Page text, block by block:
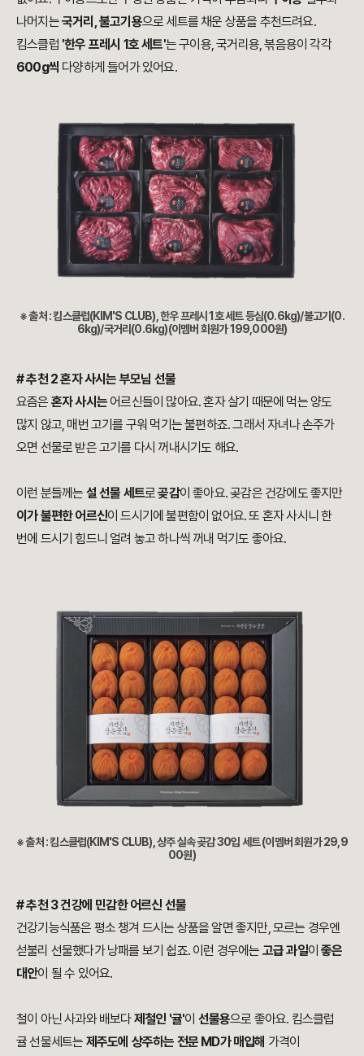
나머지는국거리, 불고기용으로 세트를 채운 상품을 추천드려요.
킴스클럽 '한우 프레시 1호 세트'는 구이용, 국거리용, 볶음용이 각각
600g씩 다양하게 들어가 있어요.
※ 출처 : 킴스클럽(KIM'S CLUB), 한우 프레시 1호 세트 등심(0.6kg)/불고기 (0.
6kg)/국거리(0.6kg)(이멤버 회원가 199,000원)
# 추천 2혼자 사시는 부모님 선물
요즘은 혼자 사시는어르신들이 많아요. 혼자 살기 때문에 먹는 양도
많지 않고, 매번 고기를 구워 먹기는 불편하죠. 그래서 자녀나 손주가
오면 선물로 받은 고기를 다시 꺼내시기도 해요.
이런 분들께는 설 선물 세트로곶감이 좋아요. 곶감은 건강에도 좋지만
이가 불편한 어르신이 드시기에 불편함이 없어요. 또 혼자 사시니 한
번에 드시기 힘드니 얼려 놓고 하나씩 꺼내 먹기도 좋아요.
※ 출처 : 킴스클럽(KIM'S CLUB), 상주 실속 곶감 30입 세트 (이멤버 회원가 29,9
00원)
​# 추천 3 건강에 민감한 어르신 선물
건강기능식품은 평소 챙겨 드시는 상품을 알면 좋지만, 모르는 경우엔
섣불리 선물했다가 낭패를 보기 쉽죠. 이런 경우에는 고급 과일이좋은
대안​이 될 수 있어요.
철이 아닌 사과와 배보다제철인 '귤'이 선물용으로 좋아요. 킴스클럽
귤 선물세트는 제주도에 상주하는 전문 MD가 매입해 가격이